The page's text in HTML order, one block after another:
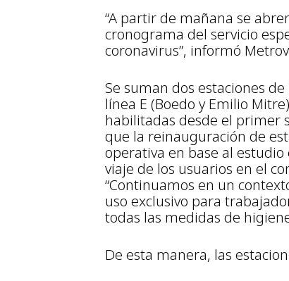
“A partir de mañana se
cronograma del servicio
coronavirus”, informó
Se suman dos estaciones
línea E (Boedo y Emilio
habilitadas desde el primer
que la reinauguración de
operativa en base al
viaje de los usuarios en el
“Continuamos en un
uso exclusivo para
todas las medidas de
De esta manera, las